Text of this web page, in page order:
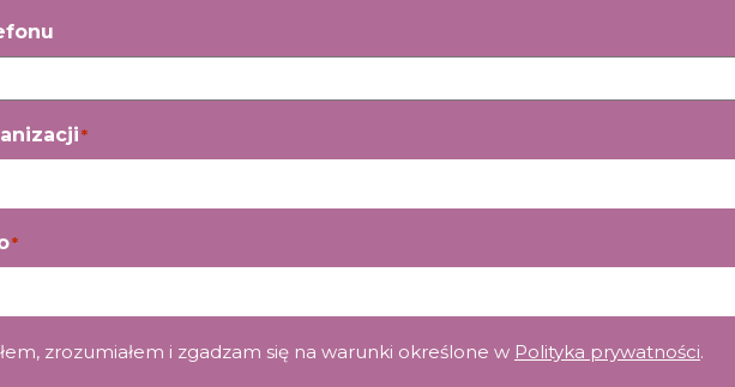
*
*
* zrozumiałem i zgadzam się na warunki określone w Polityka prywatności.